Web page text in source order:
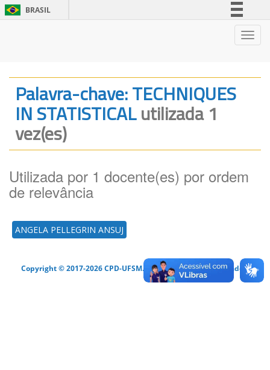
BRASIL
Legislação
Canais
Palavra-chave: TECHNIQUES
IN STATISTICALutilizada 1
vez(es)
Utilizada por 1 docente(es) por ordem
de relevância
ANGELA PELLEGRIN ANSUJ
Copyright © 2017-2026 CPD-UFSM. Todos os direitos reservados.